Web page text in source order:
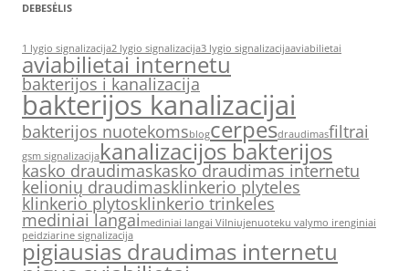
DEBESĖLIS
1 lygio signalizacija2 lygio signalizacija3 lygio signalizacijaaviabilietai
aviabilietai internetu
bakterijos i kanalizacija
bakterijos kanalizacijai
bakterijos nuotekomsblogcerpesdraudimasfiltrai
gsm signalizacijakanalizacijos bakterijos
kasko draudimaskasko draudimas internetu
kelionių draudimasklinkerio plyteles
klinkerio plytosklinkerio trinkeles
mediniai langai mediniai langai Vilniujenuoteku valymo irenginiai
peidziarine signalizacija
pigiausias draudimas internetu